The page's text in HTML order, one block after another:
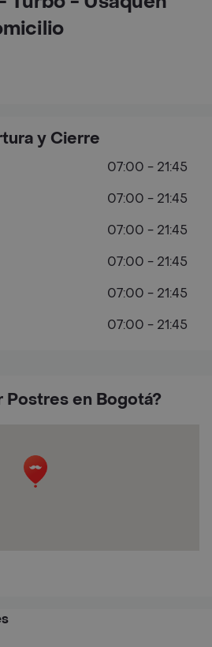
Postres en Bogotá?
y Cierre
07:00 - 21:45
07:00 - 21:45
07:00 - 21:45
07:00 - 21:45
07:00 - 21:45
07:00 - 21:45